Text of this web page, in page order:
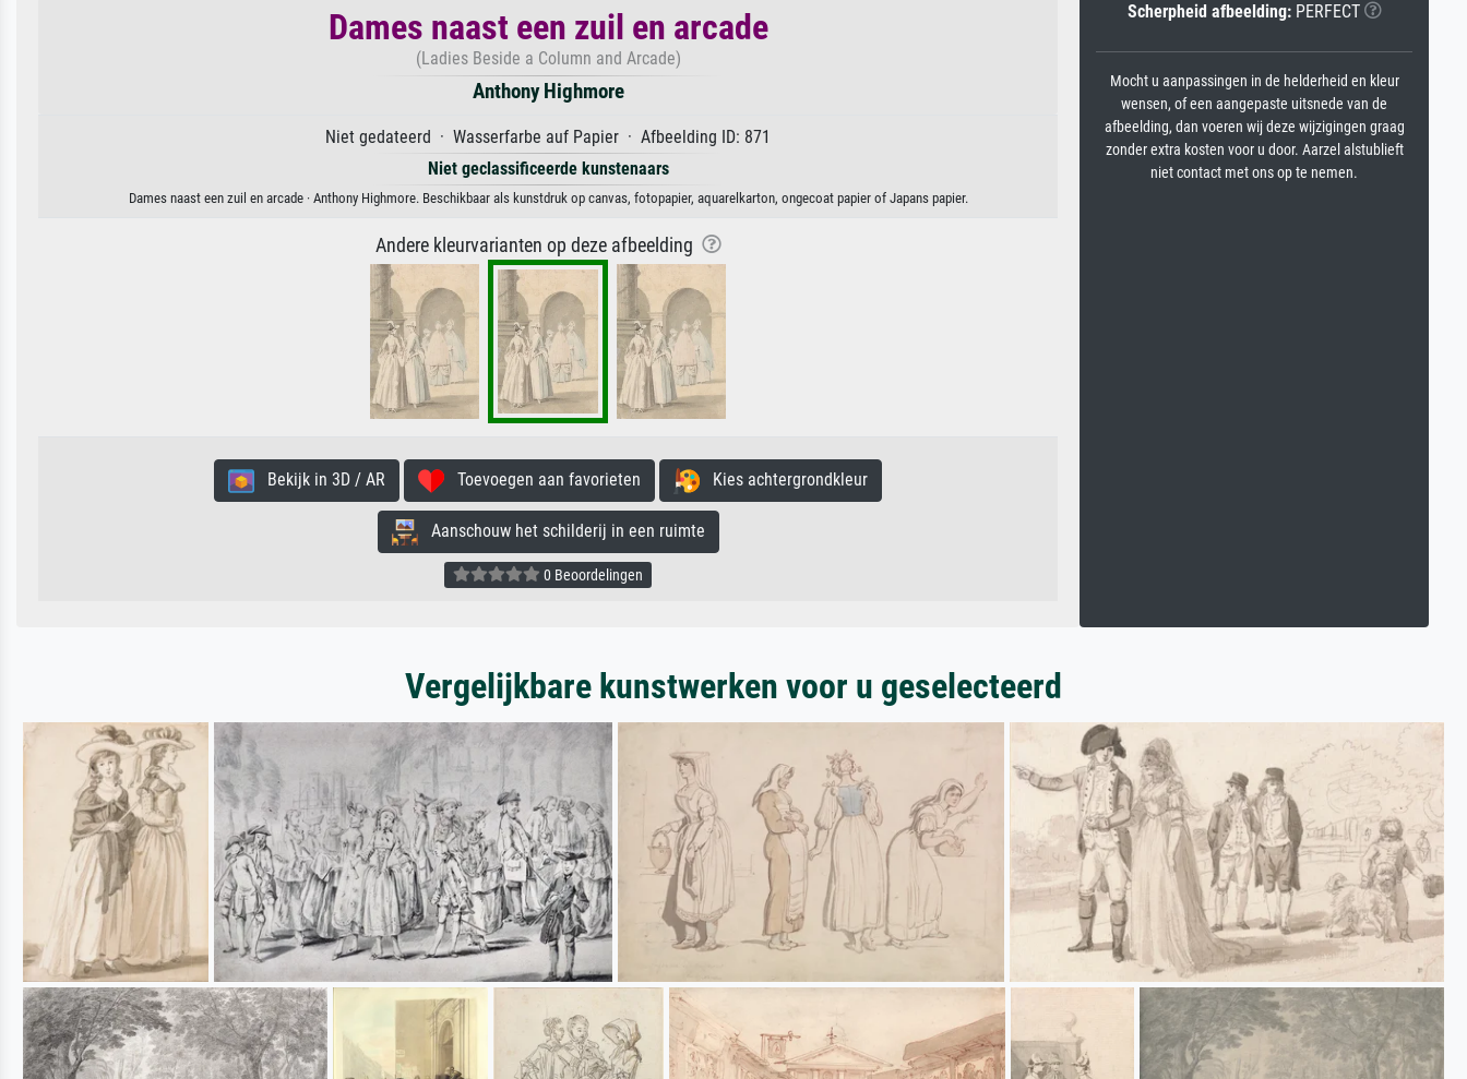
Dames naast een zuil en arcade
(Ladies Beside a Column and Arcade)
Anthony Highmore
Niet gedateerd · Wasserfarbe auf Papier · Afbeelding ID: 871
Niet geclassificeerde kunstenaars
Dames naast een zuil en arcade · Anthony Highmore. Beschikbaar als kunstdruk op canvas, fotopapier, aquarelkarton, ongecoat papier of Japans papier.
Andere kleurvarianten op deze afbeelding
Bekijk in 3D / AR Toevoegen aan favorieten Kies achtergrondkleur
Aanschouw het schilderij in een ruimte
0 Beoordelingen
Scherpheid afbeelding:PERFECT
Mocht u aanpassingen in de helderheid en kleur
wensen, of een aangepaste uitsnede van de
afbeelding, dan voeren wij deze wijzigingen graag
zonder extra kosten voor u door. Aarzel alstublieft
niet contact met ons op te nemen.
Vergelijkbare kunstwerken voor u geselecteerd